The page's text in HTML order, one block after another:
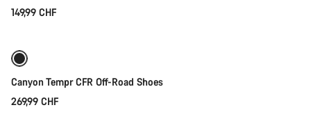
149,99 CHF
Canyon Tempr CFR Off-Road Shoes
269,99 CHF